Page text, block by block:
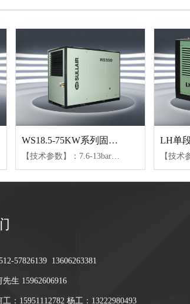
WS18.5-75KW系列固定式螺杆空压机
57826139 13606263381
生 15962606916
：15951112782 杨工：13222980493